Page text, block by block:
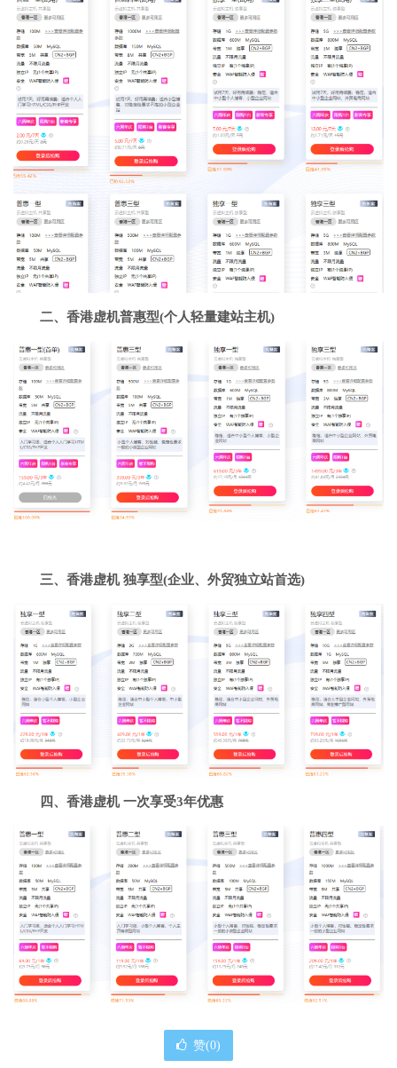
二、香港虚机普惠型(个人轻量建站主机)
三、香港虚机 独享型(企业、外贸独立站首选)
四、香港虚机 一次享受3年优惠
赞(0)